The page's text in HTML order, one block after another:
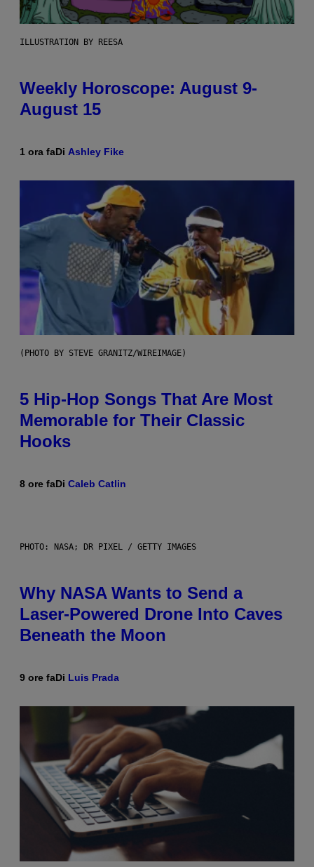
ILLUSTRATION BY REESA
Weekly Horoscope: August 9-
August 15
1 ora faDi Ashley Fike
(PHOTO BY STEVE GRANITZ/WIREIMAGE)
5 Hip-Hop Songs That Are Most
Memorable for Their Classic
Hooks
8 ore faDi Caleb Catlin
PHOTO: NASA; DR PIXEL / GETTY IMAGES
Why NASA Wants to Send a
Laser-Powered Drone Into Caves
Beneath the Moon
9 ore faDi Luis Prada